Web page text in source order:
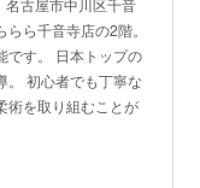
名古屋市中川区千音
ら千音寺店の2階。
です。 日本トップの
。 初心者でも丁寧な
術を取り組むことが